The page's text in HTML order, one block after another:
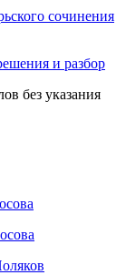
сочинения
и разбор
без указания